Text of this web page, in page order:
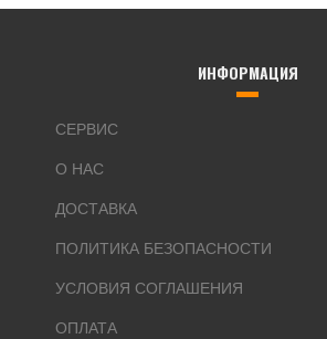
ИНФОРМАЦИЯ
СЕРВИС
О НАС
ДОСТАВКА
ПОЛИТИКА БЕЗОПАСНОСТИ
УСЛОВИЯ СОГЛАШЕНИЯ
ОПЛАТА